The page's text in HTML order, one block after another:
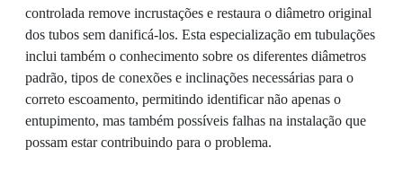
controlada remove incrustações e restaura o diâmetro original
dos tubos sem danificá-los. Esta especialização em tubulações
inclui também o conhecimento sobre os diferentes diâmetros
padrão, tipos de conexões e inclinações necessárias para o
correto escoamento, permitindo identificar não apenas o
entupimento, mas também possíveis falhas na instalação que
possam estar contribuindo para o problema.